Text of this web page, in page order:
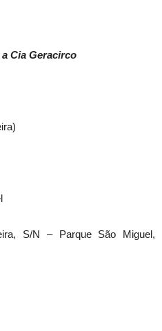
Cia Geracirco
S/N – Parque São Miguel,